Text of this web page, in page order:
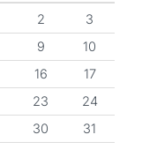
2
3
9
10
16
17
23
24
30 31